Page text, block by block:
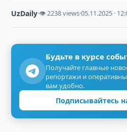
UzDaily·👁 2238 views·05.11.2025 ·
Будьте в курсе
Получайте главные
репортажи и
вам удобно.
Подписывайтесь